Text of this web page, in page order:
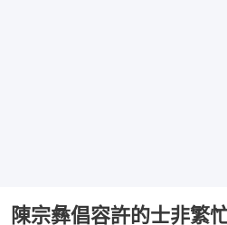
陳宗彝倡容許的士非繁